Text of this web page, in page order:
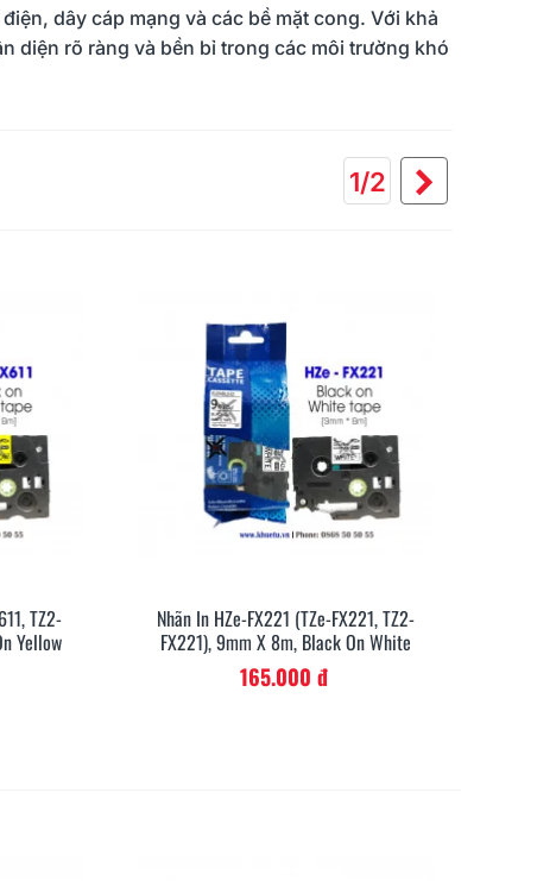
Cuộc Sống Vào Nếp Bằng
Pháp KONMARI Của
Nhật
855
thêm
Ứng dụng giải pháp in ấn và
dán nhãn cho giao thông
tải
1175
08/04/2023
Đọc thêm
dây cáp mạng và các bề mặt cong. Với khả
diện rõ ràng và bền bỉ trong các môi trường khó
1/2
TZ2-
Yellow
Xem Nhanh
Nhãn In HZe-FX221 (TZe-FX221, TZ2-
FX221), 9mm X 8m, Black On White
165.000 đ